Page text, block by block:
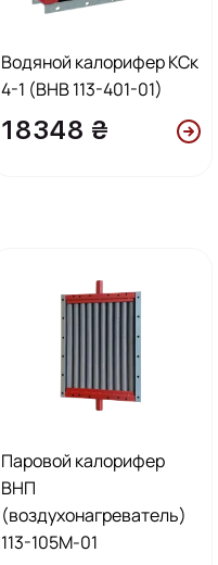
Водяной калорифер КСк
4-1 (ВНВ 113-401-01)
18348 ₴
Паровой калорифер
ВНП
(воздухонагреватель)
113-105М-01